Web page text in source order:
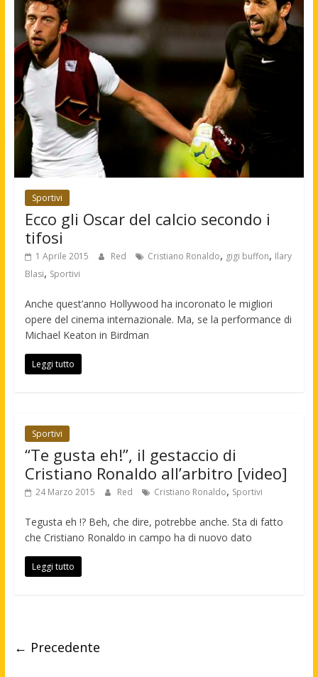
Sportivi
Ecco gli Oscar del calcio secondo i
tifosi
1 Aprile 2015 Red Cristiano Ronaldo, gigi buffon, Ilary
Blasi, Sportivi
Anche quest’anno Hollywood ha incoronato le migliori
opere del cinema internazionale. Ma, se la performance di
Michael Keaton in Birdman
Leggi tutto
Sportivi
“Te gusta eh!”, il gestaccio di
Cristiano Ronaldo all’arbitro [video]
24 Marzo 2015 Red Cristiano Ronaldo, Sportivi
Tegusta eh !? Beh, che dire, potrebbe anche. Sta di fatto
che Cristiano Ronaldo in campo ha di nuovo dato
Leggi tutto
← Precedente